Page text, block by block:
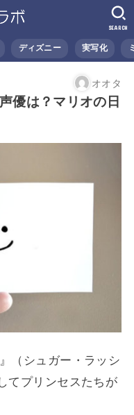
ディズニー 実写化
SEARCH
オオタ
優は？マリオの日
（シュガー・ラッシ
てプリンセスたちが